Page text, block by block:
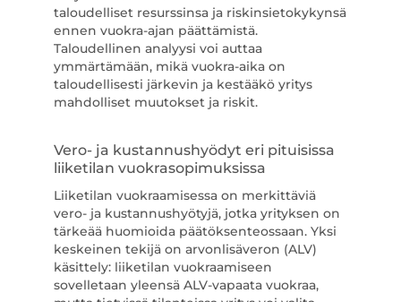
taloudelliset resurssinsa ja riskinsietokykynsä
ennen vuokra-ajan päättämistä.
Taloudellinen analyysi voi auttaa
ymmärtämään, mikä vuokra-aika on
taloudellisesti järkevin ja kestääkö yritys
mahdolliset muutokset ja riskit.
Vero- ja kustannushyödyt eri pituisissa
liiketilan vuokrasopimuksissa
Liiketilan vuokraamisessa on merkittäviä
vero- ja kustannushyötyjä, jotka yrityksen on
tärkeää huomioida päätöksenteossaan. Yksi
keskeinen tekijä on arvonlisäveron (ALV)
käsittely: liiketilan vuokraamiseen
sovelletaan yleensä ALV-vapaata vuokraa,